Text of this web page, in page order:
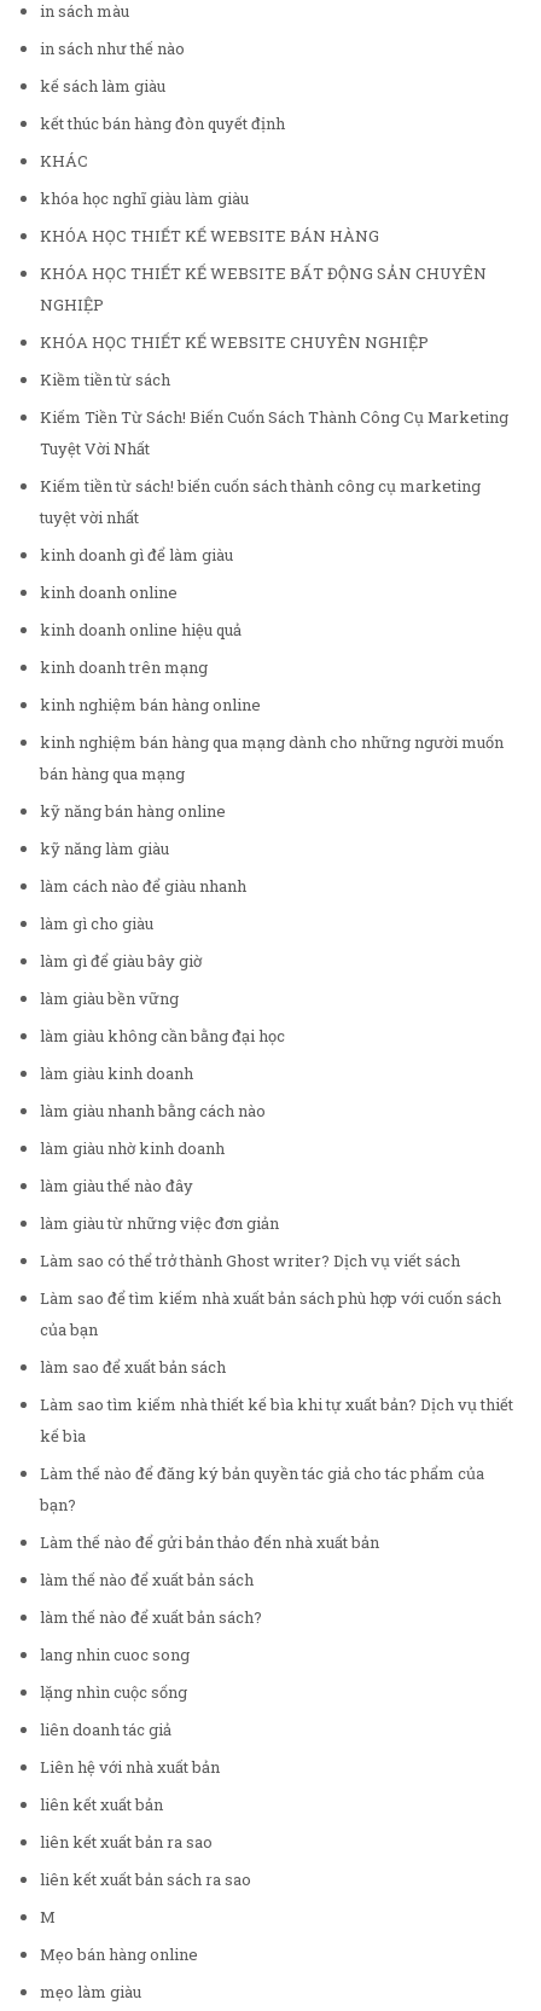
in sách màu
in sách như thế nào
kế sách làm giàu
kết thúc bán hàng đòn quyết định
KHÁC
khóa học nghĩ giàu làm giàu
KHÓA HỌC THIẾT KẾ WEBSITE BÁN HÀNG
KHÓA HỌC THIẾT KẾ WEBSITE BẤT ĐỘNG SẢN CHUYÊN
NGHIỆP
KHÓA HỌC THIẾT KẾ WEBSITE CHUYÊN NGHIỆP
Kiềm tiền từ sách
Kiếm Tiền Từ Sách! Biến Cuốn Sách Thành Công Cụ Marketing
Tuyệt Vời Nhất
Kiếm tiền từ sách! biến cuốn sách thành công cụ marketing
tuyệt vời nhất
kinh doanh gì để làm giàu
kinh doanh online
kinh doanh online hiệu quả
kinh doanh trên mạng
kinh nghiệm bán hàng online
kinh nghiệm bán hàng qua mạng dành cho những người muốn
bán hàng qua mạng
kỹ năng bán hàng online
kỹ năng làm giàu
làm cách nào để giàu nhanh
làm gì cho giàu
làm gì để giàu bây giờ
làm giàu bền vững
làm giàu không cần bằng đại học
làm giàu kinh doanh
làm giàu nhanh bằng cách nào
làm giàu nhờ kinh doanh
làm giàu thế nào đây
làm giàu từ những việc đơn giản
Làm sao có thể trở thành Ghost writer? Dịch vụ viết sách
Làm sao để tìm kiếm nhà xuất bản sách phù hợp với cuốn sách
của bạn
làm sao để xuất bản sách
Làm sao tìm kiếm nhà thiết kế bìa khi tự xuất bản? Dịch vụ thiết
kế bìa
Làm thế nào để đăng ký bản quyền tác giả cho tác phẩm của
bạn?
Làm thế nào để gửi bản thảo đến nhà xuất bản
làm thế nào để xuất bản sách
làm thế nào để xuất bản sách?
lang nhin cuoc song
lặng nhìn cuộc sống
liên doanh tác giả
Liên hệ với nhà xuất bản
liên kết xuất bản
liên kết xuất bản ra sao
liên kết xuất bản sách ra sao
M
Mẹo bán hàng online
mẹo làm giàu